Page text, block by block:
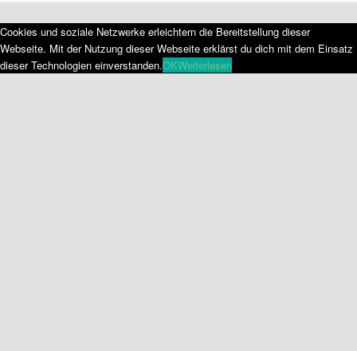
Cookies und soziale Netzwerke erleichtern die Bereitstellung dieser
Webseite. Mit der Nutzung dieser Webseite erklärst du dich mit dem Einsatz
dieser Technologien einverstanden.OKWeiterlesen